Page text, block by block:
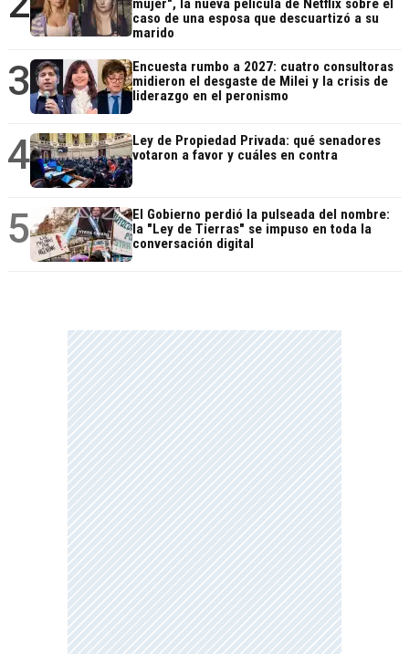
mujer", la nueva película de Netflix sobre el
caso de una esposa que descuartizó a su
marido
3
Encuesta rumbo a 2027: cuatro consultoras
midieron el desgaste de Milei y la crisis de
liderazgo en el peronismo
4
Ley de Propiedad Privada: qué senadores
votaron a favor y cuáles en contra
5
El Gobierno perdió la pulseada del nombre:
la "Ley de Tierras" se impuso en toda la
conversación digital